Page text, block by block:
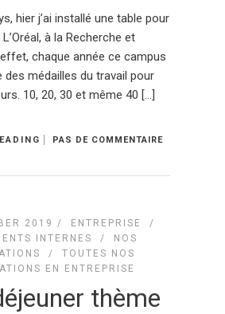
hier j’ai installé une table pour
à la Recherche et
chaque année ce campus
médailles du travail pour
10, 20, 30 et même 40 […]
PAS DE COMMENTAIRE
2019 / ENTREPRISE
/
INTERNES
/ NOS
/TOUTES NOS
EN ENTREPRISE
thème